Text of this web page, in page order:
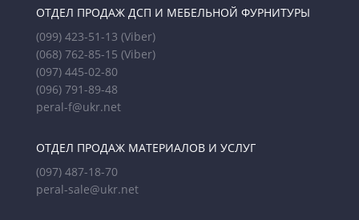
ОТДЕЛ ПРОДАЖ ДСП И МЕБЕЛЬНОЙ ФУРНИТУРЫ
(099) 423-51-13 (Viber)
(068) 762-85-15 (Viber)
(097) 445-02-80
(096) 791-89-48
peral-f@ukr.net
ОТДЕЛ ПРОДАЖ МАТЕРИАЛОВ И УСЛУГ
(097) 487-18-70
peral-sale@ukr.net